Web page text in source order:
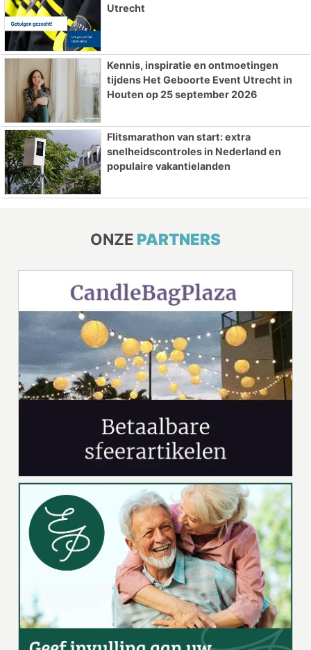
Utrecht
Kennis, inspiratie en ontmoetingen
tijdens Het Geboorte Event Utrecht in
Houten op 25 september 2026
Flitsmarathon van start: extra
snelheidscontroles in Nederland en
populaire vakantielanden
ONZE PARTNERS